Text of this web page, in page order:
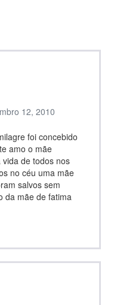
12, 2010
foi concebido
amo o mãe
de todos nos
no céu uma mãe
salvos sem
da mãe de fatima